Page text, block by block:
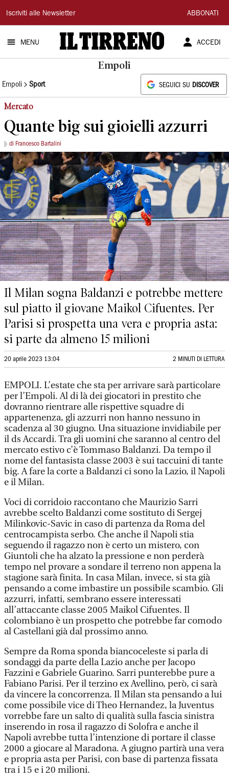
Il
Tirreno
Iscriviti alle Newsletter ABBONATI
MENU ACCEDI
Empoli
Empoli Sport SEGUICI SU DISCOVER
Mercato
Quante big sui gioielli azzurri
di Francesco Bartalini
Il Milan sogna Baldanzi e potrebbe mettere
sul piatto il giovane Maikol Cifuentes. Per
Parisi si prospetta una vera e propria asta:
si parte da almeno 15 milioni
20 aprile 2023 13:04 2 MINUTI DI LETTURA
EMPOLI. L’estate che sta per arrivare sarà particolare
per l’Empoli. Al di là dei giocatori in prestito che
dovranno rientrare alle rispettive squadre di
appartenenza, gli azzurri non hanno nessuno in
scadenza al 30 giugno. Una situazione invidiabile per
il ds Accardi. Tra gli uomini che saranno al centro del
mercato estivo c’è Tommaso Baldanzi. Da tempo il
nome del fantasista classe 2003 è sui taccuini di tante
big. A fare la corte a Baldanzi ci sono la Lazio, il Napoli
e il Milan.
Voci di corridoio raccontano che Maurizio Sarri
avrebbe scelto Baldanzi come sostituto di Sergej
Milinkovic-Savic in caso di partenza da Roma del
centrocampista serbo. Che anche il Napoli stia
seguendo il ragazzo non è certo un mistero, con
Giuntoli che ha alzato la pressione e non perderà
tempo nel provare a sondare il terreno non appena la
stagione sarà finita. In casa Milan, invece, si sta già
pensando a come imbastire un possibile scambio. Gli
azzurri, infatti, sembrano essere interessati
all’attaccante classe 2005 Maikol Cifuentes. Il
colombiano è un prospetto che potrebbe far comodo
al Castellani già dal prossimo anno.
Sempre da Roma sponda biancoceleste si parla di
sondaggi da parte della Lazio anche per Jacopo
Fazzini e Gabriele Guarino. Sarri punterebbe pure a
Fabiano Parisi. Per il terzino ex Avellino, però, ci sarà
da vincere la concorrenza. Il Milan sta pensando a lui
come possibile vice di Theo Hernandez, la Juventus
vorrebbe fare un salto di qualità sulla fascia sinistra
inserendo in rosa il ragazzo di Solofra e anche il
Napoli avrebbe tutta l’intenzione di portare il classe
2000 a giocare al Maradona. A giugno partirà una vera
e propria asta per Parisi, con base di partenza fissata
tra i 15 e i 20 milioni.